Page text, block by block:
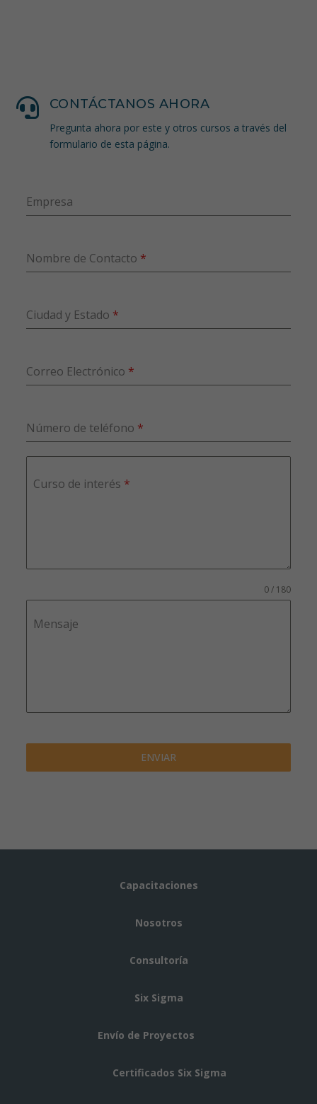
 CONTÁCTANOS AHORA
Pregunta ahora por este y otros cursos a través del
formulario de esta página.
Empresa
Nombre de Contacto *
Ciudad y Estado *
Correo Electrónico *
Número de teléfono *
Curso de interés *
Mensaje
0 / 180
ENVIAR
Capacitaciones
Nosotros
Consultoría
Six Sigma
Envío de Proyectos
Certificados Six Sigma